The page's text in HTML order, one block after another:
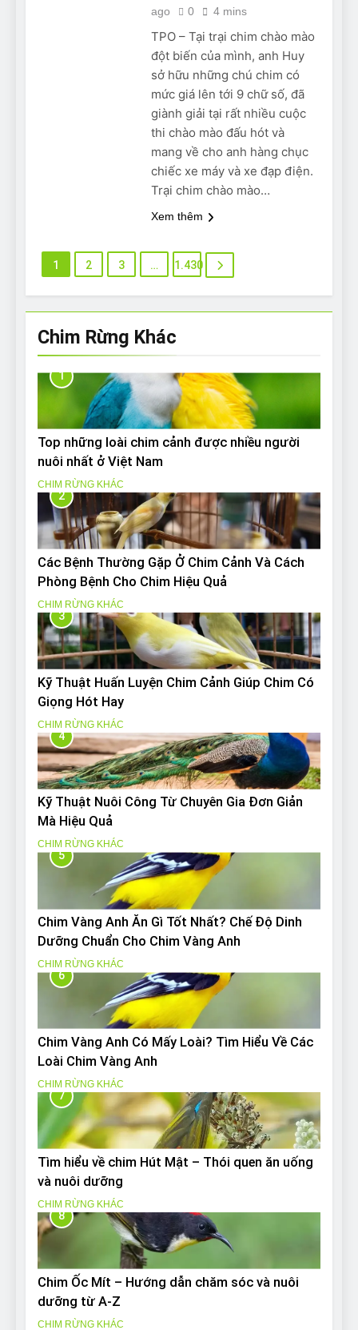
Chim Rừng Khác
1
Top những loài chim cảnh được nhiều người
nuôi nhất ở Việt Nam
CHIM RỪNG KHÁC
2
Các Bệnh Thường Gặp Ở Chim Cảnh Và Cách
Phòng Bệnh Cho Chim Hiệu Quả
CHIM RỪNG KHÁC
3
Kỹ Thuật Huấn Luyện Chim Cảnh Giúp Chim Có
Giọng Hót Hay
CHIM RỪNG KHÁC
4
Kỹ Thuật Nuôi Công Từ Chuyên Gia Đơn Giản
Mà Hiệu Quả
CHIM RỪNG KHÁC
5
Chim Vàng Anh Ăn Gì Tốt Nhất? Chế Độ Dinh
Dưỡng Chuẩn Cho Chim Vàng Anh
CHIM RỪNG KHÁC
6
Chim Vàng Anh Có Mấy Loài? Tìm Hiểu Về Các
Loài Chim Vàng Anh
CHIM RỪNG KHÁC
7
Tìm hiểu về chim Hút Mật – Thói quen ăn uống
và nuôi dưỡng
CHIM RỪNG KHÁC
8
Chim Ốc Mít – Hướng dẫn chăm sóc và nuôi
dưỡng từ A-Z
CHIM RỪNG KHÁC
ago
0 4 mins
TPO – Tại trại chim chào mào
đột biến của mình, anh Huy
sở hữu những chú chim có
mức giá lên tới 9 chữ số, đã
giành giải tại rất nhiều cuộc
thi chào mào đấu hót và
mang về cho anh hàng chục
chiếc xe máy và xe đạp điện.
Trại chim chào mào…
Xem thêm
1 2 3 … 1.430